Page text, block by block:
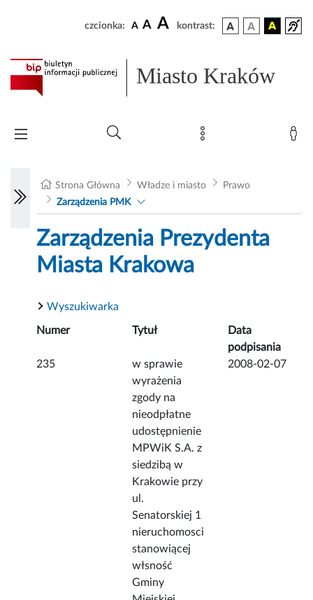
czcionka: A A A kontrast:
Miasto Kraków
Strona Główna Władze i miasto
Prawo
Zarządzenia PMK
Zarządzenia Prezydenta
Miasta Krakowa
Wyszukiwarka
Numer Tytuł
Data
podpisania
235
w sprawie
wyrażenia
zgody na
nieodpłatne
udostępnienie
MPWiK S.A. z
siedzibą w
Krakowie przy
ul.
Senatorskiej 1
nieruchomosci
stanowiącej
włsność
Gminy
2008-02-07